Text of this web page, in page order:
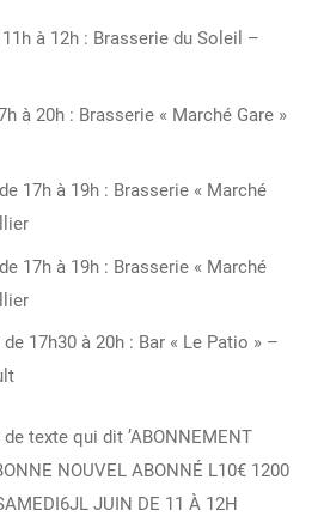
à 12h : Brasserie du Soleil –
à 20h : Brasserie « Marché Gare »
17h à 19h : Brasserie « Marché
17h à 19h : Brasserie « Marché
17h30 à 20h : Bar « Le Patio » –